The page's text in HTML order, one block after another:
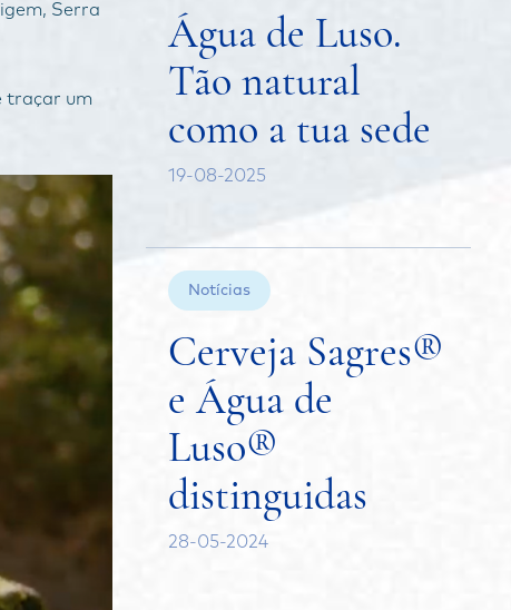
Serra
traçar um
Água de Luso.
Tão natural
como a tua sede
19-08-2025
Notícias
Cerveja Sagres®
e Água de
Luso®
distinguidas
28-05-2024